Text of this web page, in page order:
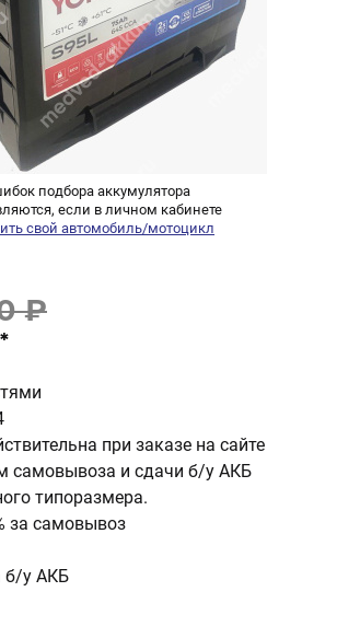
подбора аккумулятора
если в личном кабинете
свой автомобиль/мотоцикл
₽
*
при заказе на сайте
самовывоза и сдачи б/у АКБ
типоразмера.
за самовывоз
б/у АКБ